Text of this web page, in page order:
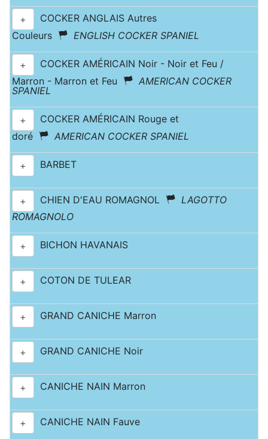
+
COCKER ANGLAIS Autres
Couleurs
ENGLISH COCKER SPANIEL
+
COCKER AMÉRICAIN Noir - Noir et Feu /
Marron - Marron et Feu
AMERICAN COCKER
SPANIEL
+
COCKER AMÉRICAIN Rouge et
doré
AMERICAN COCKER SPANIEL
+ BARBET
+ CHIEN D'EAU ROMAGNOL
LAGOTTO
ROMAGNOLO
+ BICHON HAVANAIS
+ COTON DE TULEAR
+ GRAND CANICHE Marron
+ GRAND CANICHE Noir
+ CANICHE NAIN Marron
+ CANICHE NAIN Fauve